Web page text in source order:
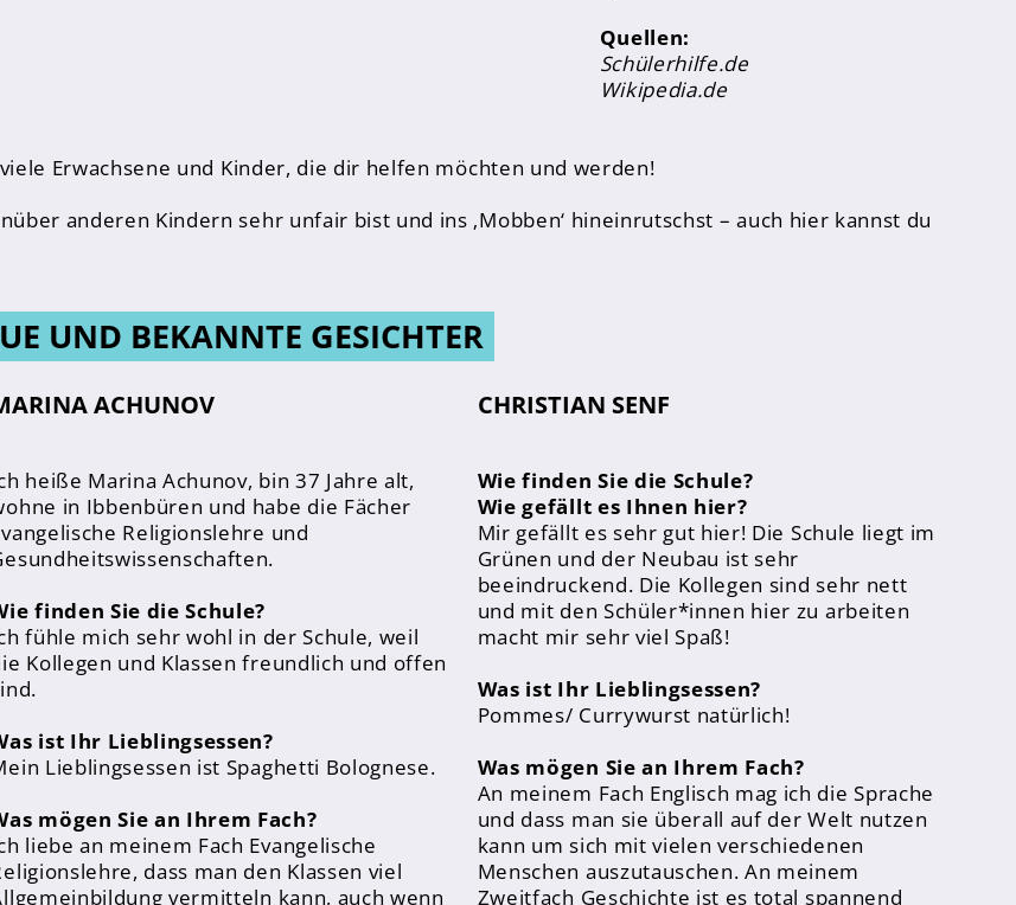
Quellen:
Schülerhilfe.de
Wikipedia.de
Erwachsene und Kinder, die dir helfen möchten und werden!
anderen Kindern sehr unfair bist und ins ‚Mobben‘ hineinrutschst – auch hier kannst du
UND BEKANNTE GESICHTER
ACHUNOV
heiße Marina Achunov, bin 37 Jahre alt,
in Ibbenbüren und habe die Fächer
Religionslehre und
finden Sie die Schule?
fühle mich sehr wohl in der Schule, weil
Kollegen und Klassen freundlich und offen
ist Ihr Lieblingsessen?
Lieblingsessen ist Spaghetti Bolognese.
mögen Sie an Ihrem Fach?
liebe an meinem Fach Evangelische
dass man den Klassen viel
vermitteln kann, auch wenn
CHRISTIAN SENF
Wie finden Sie die Schule?
Wie gefällt es Ihnen hier?
Mir gefällt es sehr gut hier! Die Schule liegt im
Grünen und der Neubau ist sehr
beeindruckend. Die Kollegen sind sehr nett
und mit den Schüler*innen hier zu arbeiten
macht mir sehr viel Spaß!
Was ist Ihr Lieblingsessen?
Pommes/ Currywurst natürlich!
Was mögen Sie an Ihrem Fach?
An meinem Fach Englisch mag ich die Sprache
und dass man sie überall auf der Welt nutzen
kann um sich mit vielen verschiedenen
Menschen auszutauschen. An meinem
Zweitfach Geschichte ist es total spannend